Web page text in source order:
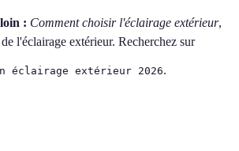
: Comment choisir l'éclairage extérieur,
l'éclairage extérieur. Recherchez sur
éclairage extérieur 2026.